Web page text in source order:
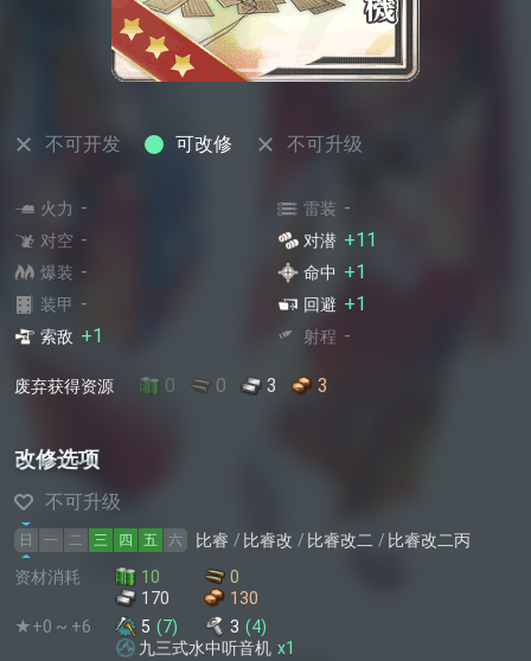
不可开发 可改修 不可升级
火力 - 雷装 -
对空 - 对潜 +11
爆装 - 命中 +1
装甲 - 回避 +1
索敌 +1 射程 -
废弃获得资源 0 0 3 3
改修选项
不可升级
日 一 二 三 四 五 六 比睿 比睿改 比睿改二
比睿改二丙
资材消耗
10
0
170
130
★+0 ~ +6
5 (7) 3 (4)
九三式水中听音机 x1